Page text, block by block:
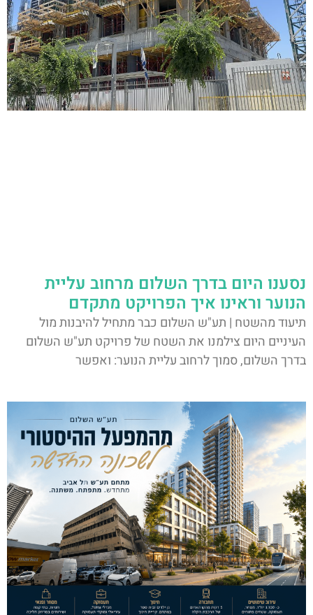
נסענו היום בדרך השלום מרחוב עליית
הנוער וראינו איך הפרויקט מתקדם
תיעוד מהשטח | תע"ש השלום כבר מתחיל להיבנות מול
העיניים היום צילמנו את השטח של פרויקט תע"ש השלום
בדרך השלום, סמוך לרחוב עליית הנוער: ואפשר